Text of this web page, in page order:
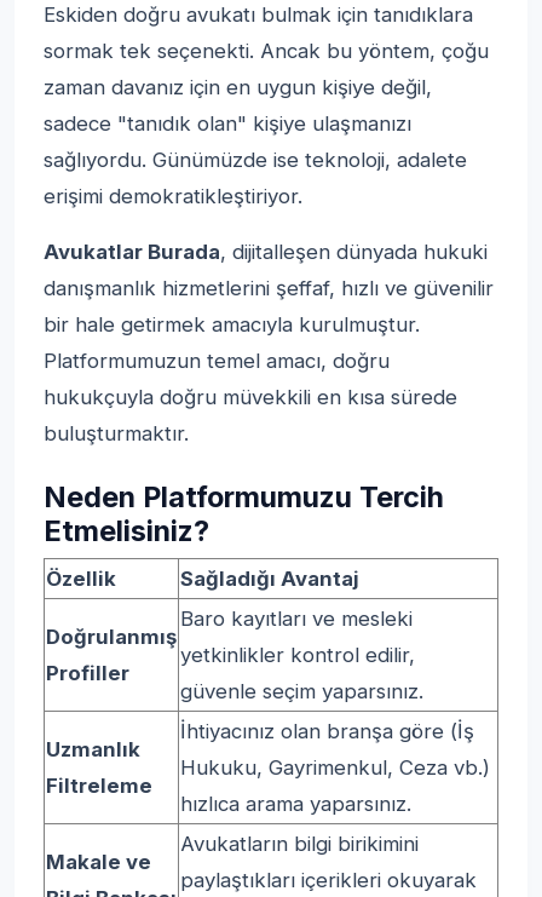
Eskiden doğru avukatı bulmak için tanıdıklara
sormak tek seçenekti. Ancak bu yöntem, çoğu
zaman davanız için en uygun kişiye değil,
sadece "tanıdık olan" kişiye ulaşmanızı
sağlıyordu. Günümüzde ise teknoloji, adalete
erişimi demokratikleştiriyor.
Avukatlar Burada, dijitalleşen dünyada hukuki
danışmanlık hizmetlerini şeffaf, hızlı ve güvenilir
bir hale getirmek amacıyla kurulmuştur.
Platformumuzun temel amacı, doğru
hukukçuyla doğru müvekkili en kısa sürede
buluşturmaktır.
Neden Platformumuzu Tercih
Etmelisiniz?
Özellik Sağladığı Avantaj
Doğrulanmış
Profiller
Baro kayıtları ve mesleki
yetkinlikler kontrol edilir,
güvenle seçim yaparsınız.
Uzmanlık
Filtreleme
İhtiyacınız olan branşa göre (İş
Hukuku, Gayrimenkul, Ceza vb.)
hızlıca arama yaparsınız.
Makale ve
Avukatların bilgi birikimini
paylaştıkları içerikleri okuyarak